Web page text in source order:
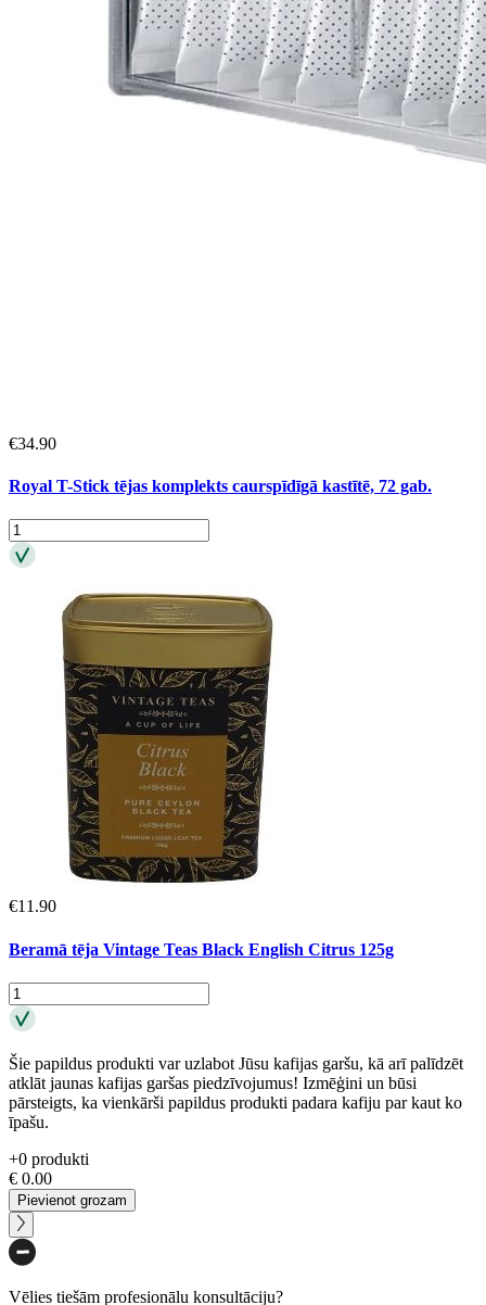
€34.90
Royal T-Stick tējas komplekts caurspīdīgā kastītē, 72 gab.
€11.90
Beramā tēja Vintage Teas Black English Citrus 125g
Šie papildus produkti var uzlabot Jūsu kafijas garšu, kā arī palīdzēt
atklāt jaunas kafijas garšas piedzīvojumus! Izmēģini un būsi
pārsteigts, ka vienkārši papildus produkti padara kafiju par kaut ko
īpašu.
+0 produkti
€ 0.00
Pievienot grozam
Vēlies tiešām profesionālu konsultāciju?